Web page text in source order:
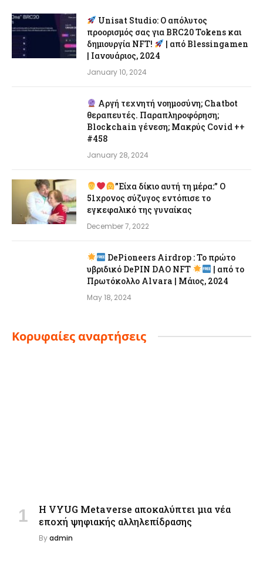
Unisat Studio: Ο απόλυτος
προορισμός σας για BRC20 Tokens και
δημιουργία NFT!
| από Blessingamen
| Ιανουάριος, 2024
January 10, 2024
Αργή τεχνητή νοημοσύνη; Chatbot
θεραπευτές. Παραπληροφόρηση;
Blockchain γένεση; Μακρύς Covid ++
#458
January 28, 2024
”Είχα δίκιο αυτή τη μέρα:” Ο
51χρονος σύζυγος εντόπισε το
εγκεφαλικό της γυναίκας
December 7, 2022
DePioneers Airdrop : Το πρώτο
υβριδικό DePIN DAO NFT
| από το
Πρωτόκολλο Alvara | Μάιος, 2024
May 18, 2024
Κορυφαίες αναρτήσεις
Η VYUG Metaverse αποκαλύπτει μια νέα
εποχή ψηφιακής αλληλεπίδρασης
Byadmin